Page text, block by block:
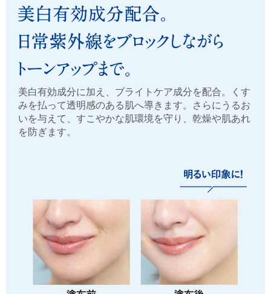
美白有効成分に加え、ブライトケア成分を配合。くす
みを払って透明感のある肌へ導きます。さらにうるお
いを与えて、すこやかな肌環境を守り、乾燥や肌あれ
を防ぎます。